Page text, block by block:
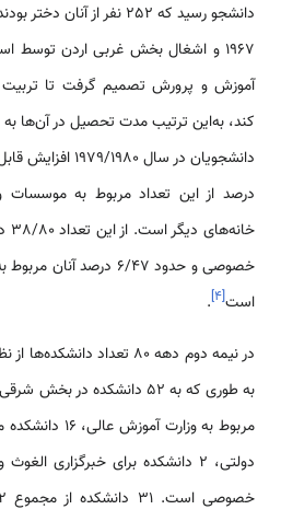
دانشجو رسید که 252 نفر از
آموزش و پرورش تصمیم گرفت تا تربیت
کند، به‌این ترتیب مدت تحصیل در آن‌ها
درصد از این تعداد مربوط به موسسات
است[۴]
.
در نیمه دوم دهه 80 تعداد
مربوط به وزارت